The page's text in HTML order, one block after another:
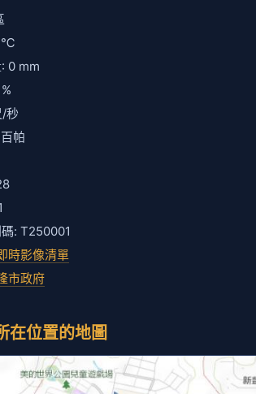
℃
0 mm
/秒
帕
: T250001
時影像清單
市政府
在位置的地圖